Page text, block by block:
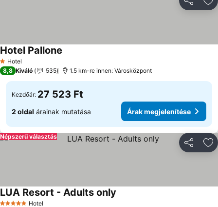
1 Kategória
Hotel
Hotel Pallone
8,8 Kiváló 535 1.5 km-re innen: Városközpont
Kezdőár: 27 523 Ft
2 oldal árainak mutatása Árak megjelenítése
Népszerű választás
Hotel
LUA Resort - Adults only